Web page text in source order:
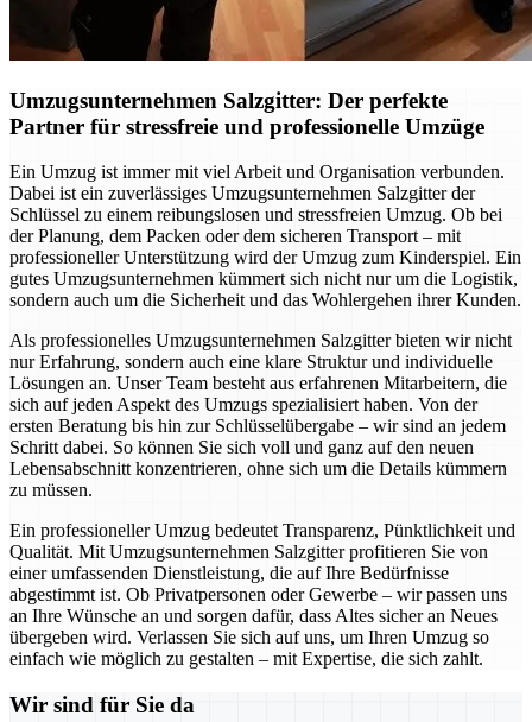
Umzugsunternehmen Salzgitter: Der perfekte
Partner für stressfreie und professionelle Umzüge
Ein Umzug ist immer mit viel Arbeit und Organisation verbunden.
Dabei ist ein zuverlässiges Umzugsunternehmen Salzgitter der
Schlüssel zu einem reibungslosen und stressfreien Umzug. Ob bei
der Planung, dem Packen oder dem sicheren Transport – mit
professioneller Unterstützung wird der Umzug zum Kinderspiel. Ein
gutes Umzugsunternehmen kümmert sich nicht nur um die Logistik,
sondern auch um die Sicherheit und das Wohlergehen ihrer Kunden.
Als professionelles Umzugsunternehmen Salzgitter bieten wir nicht
nur Erfahrung, sondern auch eine klare Struktur und individuelle
Lösungen an. Unser Team besteht aus erfahrenen Mitarbeitern, die
sich auf jeden Aspekt des Umzugs spezialisiert haben. Von der
ersten Beratung bis hin zur Schlüsselübergabe – wir sind an jedem
Schritt dabei. So können Sie sich voll und ganz auf den neuen
Lebensabschnitt konzentrieren, ohne sich um die Details kümmern
zu müssen.
Ein professioneller Umzug bedeutet Transparenz, Pünktlichkeit und
Qualität. Mit Umzugsunternehmen Salzgitter profitieren Sie von
einer umfassenden Dienstleistung, die auf Ihre Bedürfnisse
abgestimmt ist. Ob Privatpersonen oder Gewerbe – wir passen uns
an Ihre Wünsche an und sorgen dafür, dass Altes sicher an Neues
übergeben wird. Verlassen Sie sich auf uns, um Ihren Umzug so
einfach wie möglich zu gestalten – mit Expertise, die sich zahlt.
Wir sind für Sie da